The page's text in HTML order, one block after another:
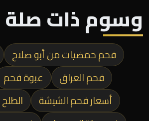
وسوم ذات صلة
فحم حمضيات من أبو صلاح
فحم العراق
عبوة فحم
أسعار فحم الشيشة